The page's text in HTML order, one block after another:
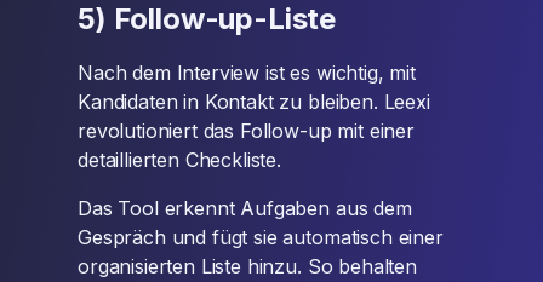
5) Follow-up-Liste
Nach dem Interview ist es wichtig, mit
Kandidaten in Kontakt zu bleiben. Leexi
revolutioniert das Follow-up mit einer
detaillierten Checkliste.
Das Tool erkennt Aufgaben aus dem
Gespräch und fügt sie automatisch einer
organisierten Liste hinzu. So behalten